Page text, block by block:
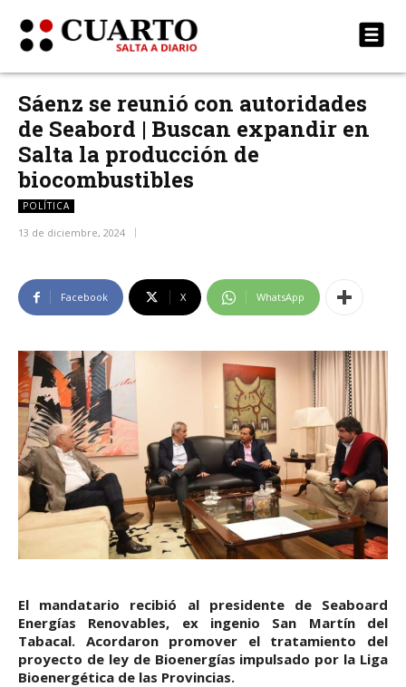
Sáenz se reunió con autoridades
de Seabord | Buscan expandir en
Salta la producción de
biocombustibles
POLÍTICA
13 de diciembre, 2024
Facebook X WhatsApp
El mandatario recibió al presidente de Seaboard
Energías Renovables, ex ingenio San Martín del
Tabacal. Acordaron promover el tratamiento del
proyecto de ley de Bioenergías impulsado por la Liga
Bioenergética de las Provincias.